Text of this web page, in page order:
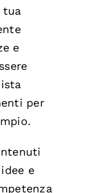
tua
e
per
e